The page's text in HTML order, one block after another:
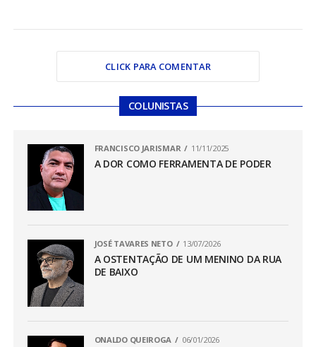
CLICK PARA COMENTAR
COLUNISTAS
FRANCISCO JARISMAR 11/11/2025
A DOR COMO FERRAMENTA DE PODER
JOSÉ TAVARES NETO 13/07/2026
A OSTENTAÇÃO DE UM MENINO DA RUA
DE BAIXO
ONALDO QUEIROGA 06/01/2026